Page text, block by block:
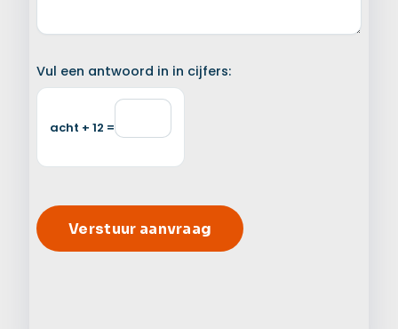
Vul een antwoord in in cijfers:
acht + 12 =